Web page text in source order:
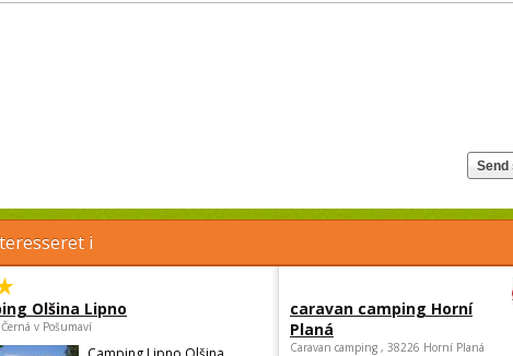
i
Olšina Lipno
v Pošumaví
caravan camping Horní
Planá
Caravan camping , 38226 Horní Planá